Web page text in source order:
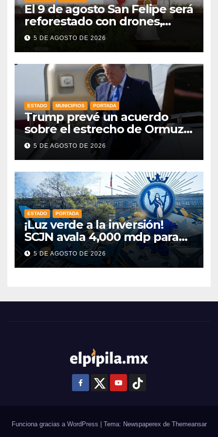
El 9 de agosto San Felipe será
reforestado con drones,
como parte de la Jornada
Nacional a la que se suma
5 DE AGOSTO DE 2026
ESTADO MUNICIPIOS PORTADA
Trump prevé un acuerdo
sobre el estrecho de Ormuz
esta misma semana
5 DE AGOSTO DE 2026
ESTADO PORTADA
¡Luz verde a la inversión!
SCJN avala 4,000 mdp para
Guanajuato: ¿en qué se usará
este dinero?
5 DE AGOSTO DE 2026
Funciona gracias a WordPress Tema: Newspaperex de Themeansar